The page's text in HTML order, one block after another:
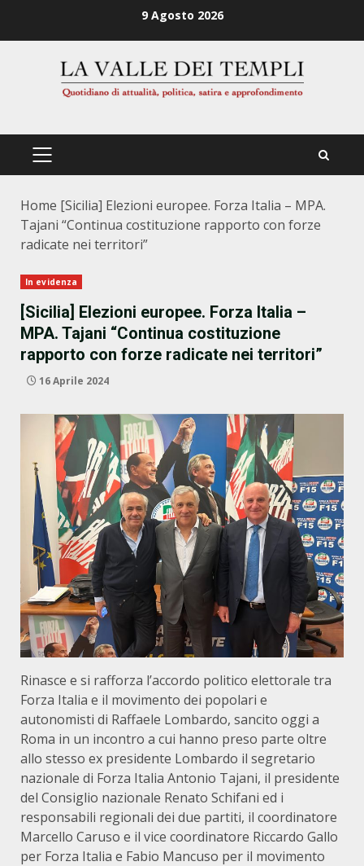
9 Agosto 2026
PRIMÄRES
Home [Sicilia] Elezioni europee. Forza Italia – MPA.
Tajani “Continua costituzione rapporto con forze
radicate nei territori”
In evidenza
[Sicilia] Elezioni europee. Forza Italia –
MPA. Tajani “Continua costituzione
rapporto con forze radicate nei territori”
16 Aprile 2024
Rinasce e si rafforza l’accordo politico elettorale tra
Forza Italia e il movimento dei popolari e
autonomisti di Raffaele Lombardo, sancito oggi a
Roma in un incontro a cui hanno preso parte oltre
allo stesso ex presidente Lombardo il segretario
nazionale di Forza Italia Antonio Tajani, il presidente
del Consiglio nazionale Renato Schifani ed i
responsabili regionali dei due partiti, il coordinatore
Marcello Caruso e il vice coordinatore Riccardo Gallo
per Forza Italia e Fabio Mancuso per il movimento